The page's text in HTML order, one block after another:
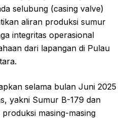
selubung (casing valve)
aliran produksi sumur
integritas operasional
dari lapangan di Pulau
selama bulan Juni 2025
yakni Sumur B-179 dan
masing-masing